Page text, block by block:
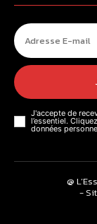
J'accepte de
l’essentiel. Cliquez
données
@
-